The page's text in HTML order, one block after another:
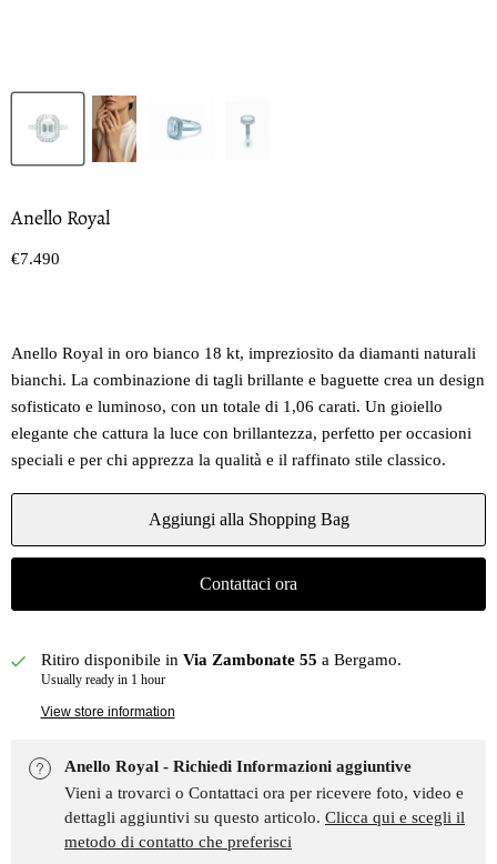
Anello Royal
Prezzo oggi
€7.490
Anello Royal in oro bianco 18 kt, impreziosito da diamanti naturali
bianchi. La combinazione di tagli brillante e baguette crea un design
sofisticato e luminoso, con un totale di 1,06 carati. Un gioiello
elegante che cattura la luce con brillantezza, perfetto per occasioni
speciali e per chi apprezza la qualità e il raffinato stile classico.
Aggiungi alla Shopping Bag
Contattaci ora
Ritiro disponibile in Via Zambonate 55 a Bergamo.
Usually ready in 1 hour
View store information
Anello Royal - Richiedi Informazioni aggiuntive
Vieni a trovarci o Contattaci ora per ricevere foto, video e
dettagli aggiuntivi su questo articolo. Clicca qui e scegli il
metodo di contatto che preferisci